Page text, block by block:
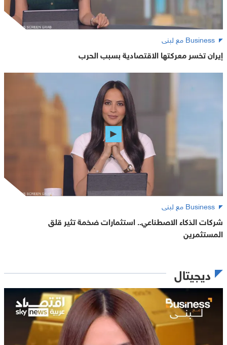
Business مع لبنى
إيران تخسر معركتها الاقتصادية بسبب الحرب
Business مع لبنى
شركات الذكاء الاصطناعي.. استثمارات ضخمة تثير قلق
المستثمرين
ديجيتال